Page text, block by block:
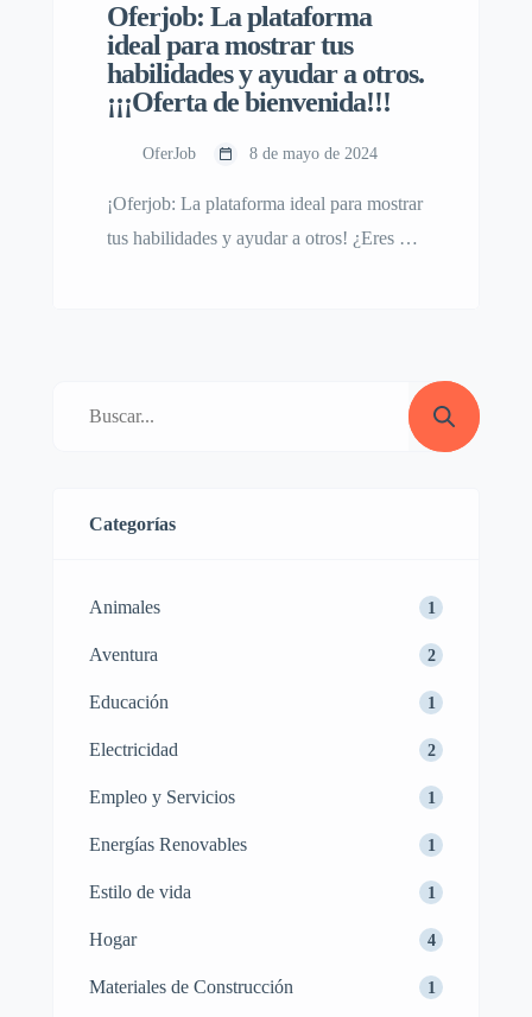
Oferjob: La plataforma
ideal para mostrar tus
habilidades y ayudar a otros.
¡¡¡Oferta de bienvenida!!!
OferJob 8 de mayo de 2024
¡Oferjob: La plataforma ideal para mostrar
tus habilidades y ayudar a otros! ¿Eres un
plataforma perfecta para que electricistas,
perros, […]
Categorías
Animales 1
Aventura 2
Educación 1
Electricidad 2
Empleo y Servicios 1
Energías Renovables 1
Estilo de vida 1
Hogar 4
Materiales de Construcción 1